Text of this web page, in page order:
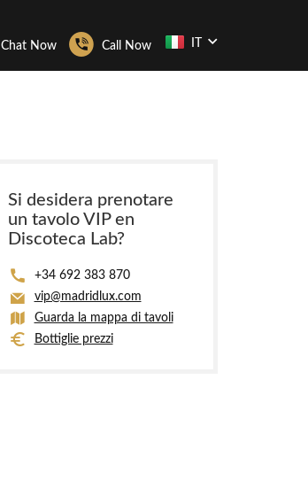
Chat Now Call Now
Si desidera prenotare
un tavolo VIP en
Discoteca Lab?
+34 692 383 870
vip@madridlux.com
Guarda la mappa di tavoli
Bottiglie prezzi